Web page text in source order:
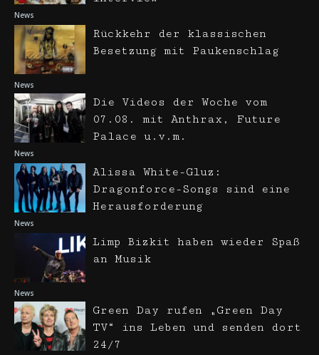
News
News
Rückkehr der klassischen
Besetzung mit Paukenschlag
News
Die Videos der Woche vom
07.08. mit Anthrax, Future
Palace u.v.m.
News
Alissa White-Gluz:
Dragonforce-Songs sind eine
Herausforderung
News
Limp Bizkit haben wieder Spaß
an Musik
Green Day rufen „Green Day
TV“ ins Leben und senden dort
24/7